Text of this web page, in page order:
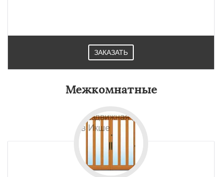
ЗАКАЗАТЬ
Межкомнатные